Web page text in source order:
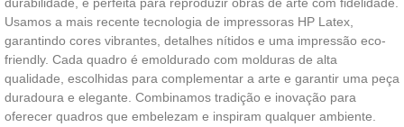
Usamos a mais recente tecnologia de impressoras HP Latex,
garantindo cores vibrantes, detalhes nítidos e uma impressão eco-
friendly. Cada quadro é emoldurado com molduras de alta
qualidade, escolhidas para complementar a arte e garantir uma peça
duradoura e elegante. Combinamos tradição e inovação para
oferecer quadros que embelezam e inspiram qualquer ambiente.